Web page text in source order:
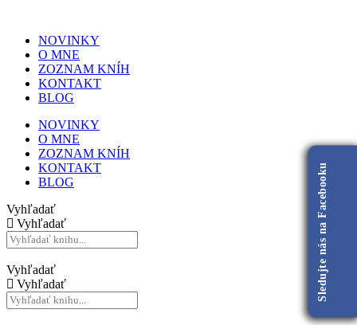
NOVINKY
O MNE
ZOZNAM KNÍH
KONTAKT
BLOG
NOVINKY
O MNE
ZOZNAM KNÍH
KONTAKT
BLOG
Vyhľadať
Vyhľadať
Vyhľadať
Vyhľadať
Sledujte nás na Facebooku